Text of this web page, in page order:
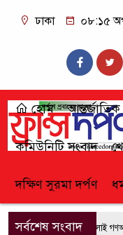
ঢাকা
০৮:১৫
হোম আন্তর্জাতিক
কমিউনিটি সংবাদ
দক্ষিণ সুরমা দর্পণ
সর্বশেষ সংবাদ
জুলাই